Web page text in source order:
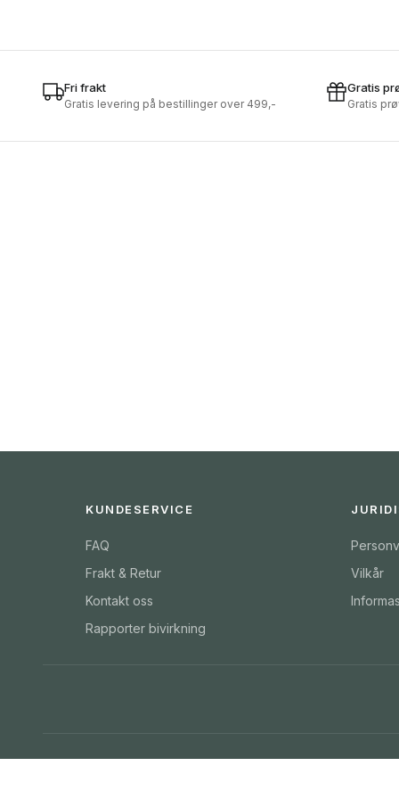
Fri frakt
Gratis levering på bestillinger over 499,-
Gratis
Gratis
KUNDESERVICE
FAQ
Frakt & Retur
Kontakt oss
Rapporter bivirkning
Vilkår